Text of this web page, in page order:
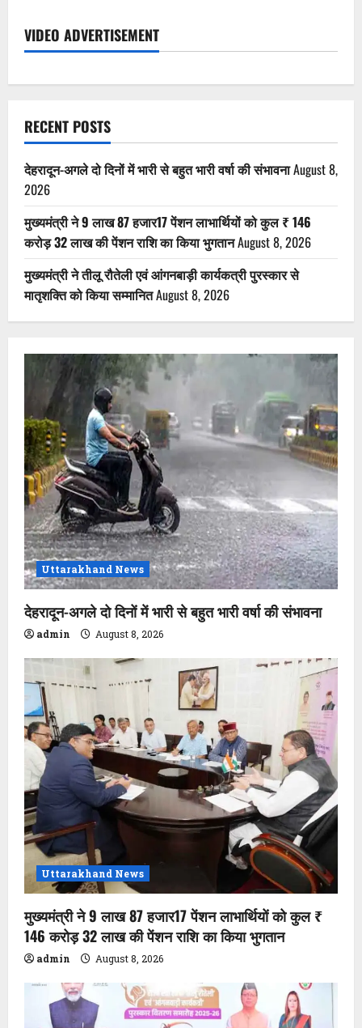
VIDEO ADVERTISEMENT
RECENT POSTS
देहरादून-अगले दो दिनों में भारी से बहुत भारी वर्षा की संभावनाAugust 8,
2026
मुख्यमंत्री ने 9 लाख 87 हजार17 पेंशन लाभार्थियों को कुल ₹ 146
करोड़ 32 लाख की पेंशन राशि का किया भुगतानAugust 8, 2026
मुख्यमंत्री ने तीलू रौतेली एवं आंगनबाड़ी कार्यकत्री पुरस्कार से
मातृशक्ति को किया सम्मानितAugust 8, 2026
Uttarakhand News
देहरादून-अगले दो दिनों में भारी से बहुत भारी वर्षा की संभावना
admin August 8, 2026
Uttarakhand News
मुख्यमंत्री ने 9 लाख 87 हजार17 पेंशन लाभार्थियों को कुल ₹
146 करोड़ 32 लाख की पेंशन राशि का किया भुगतान
admin August 8, 2026